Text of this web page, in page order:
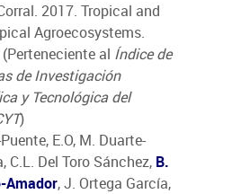
2017. Tropical and
Agroecosystems.
al Índice de
de Investigación
y Tecnológica del
)
E.O, M. Duarte-
C.L. Del Toro Sánchez, B.
Amador, J. Ortega García,